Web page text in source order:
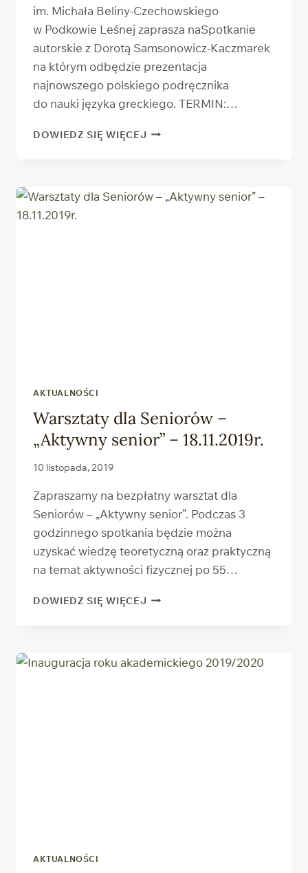
im. Michała Beliny-Czechowskiego
w Podkowie Leśnej zaprasza naSpotkanie
autorskie z Dorotą Samsonowicz-Kaczmarek
na którym odbędzie prezentacja
najnowszego polskiego podręcznika
do nauki języka greckiego. TERMIN:…
DOWIEDZ SIĘ WIĘCEJSPOTKANIE
–
AKTUALNOŚCI
Warsztaty dla Seniorów –
„Aktywny senior” – 18.11.2019r.
10 listopada, 2019
Zapraszamy na bezpłatny warsztat dla
Seniorów – „Aktywny senior”. Podczas 3
godzinnego spotkania będzie można
uzyskać wiedzę teoretyczną oraz praktyczną
na temat aktywności fizycznej po 55…
DOWIEDZ SIĘ WIĘCEJWARSZTATY
SENIOR”
AKTUALNOŚCI